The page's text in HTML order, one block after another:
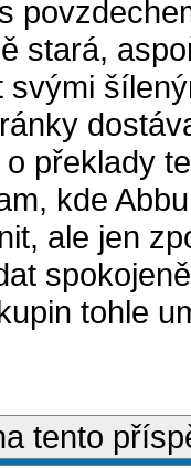
stará,
překlady
kde
ale jen
tohle
tento